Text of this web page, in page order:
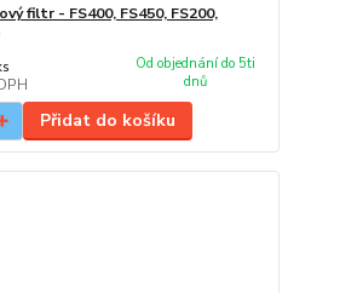
filtr - FS400, FS450, FS200,
Od objednání do 5ti
dnů
Přidat do košíku